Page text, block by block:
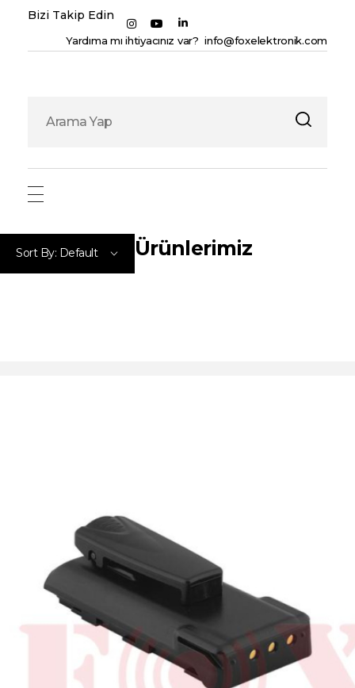
Bizi Takip Edin
Yardıma mı ihtiyacınız var? info@foxelektronik.com
Ürünlerimiz
Sort By: Default